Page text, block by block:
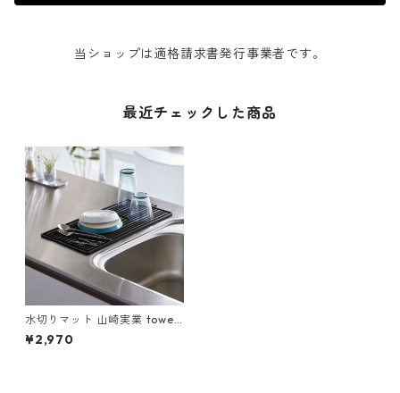
当ショップは適格請求書発行事業者です。
最近チェックした商品
水切りマット 山崎実業 tower
タワー くるくるシリコーンド
ライマット ブラック
¥2,970